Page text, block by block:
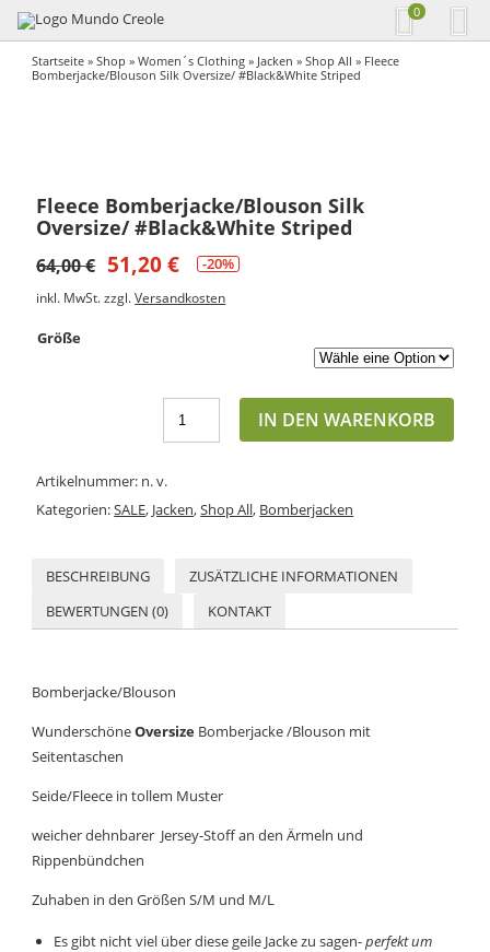
0
Startseite »Shop »Women´s Clothing » Jacken »Shop All » Fleece
Bomberjacke/Blouson Silk Oversize/ #Black&White Striped
Fleece Bomberjacke/Blouson Silk
Oversize/ #Black&White Striped
64,00€ 51,20€ -20%
inkl. MwSt. zzgl.Versandkosten
Größe
IN DEN WARENKORB
Artikelnummer: n. v.
Kategorien:SALE, Jacken,Shop All, Bomberjacken
BESCHREIBUNG
ZUSÄTZLICHE INFORMATIONEN
BEWERTUNGEN (0)
KONTAKT
Bomberjacke/Blouson
WunderschöneOversize Bomberjacke /Blouson mit
Seitentaschen
Seide/Fleece in tollem Muster
weicher dehnbarer Jersey-Stoff an den Ärmeln und
Rippenbündchen
Zuhaben in den Größen S/M und M/L
Es gibt nicht viel über diese geile Jacke zu sagen-perfektum